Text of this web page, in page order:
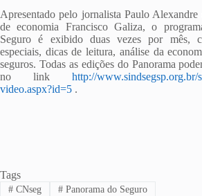
Apresentado pelo jornalista Paulo
de economia Francisco Galiza, o
Seguro é exibido duas vezes por mês,
especiais, dicas de leitura, análise da
seguros. Todas as edições do Panorama
no linkhttp://www.sindsegsp.org.br/
video.aspx?id=5 .
Tags
#CNseg #Panorama do Seguro